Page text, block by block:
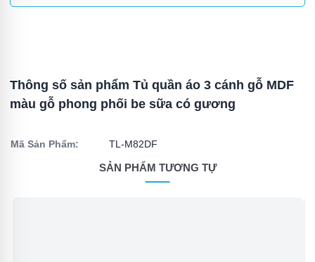
Thông số sản phẩm Tủ quần áo 3 cánh gỗ MDF
màu gỗ phong phối be sữa có gương
Mã Sản Phẩm: TL-M82DF
SẢN PHẨM TƯƠNG TỰ